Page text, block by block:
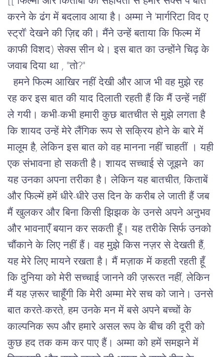
करने के ढंग में बदलाव आया है। अम्मा ने 'मार्गरिटा विद ए
स्ट्रॉ' देखने की ज़िद्द की। मैंने उन्हें बताया कि फिल्म में
काफी विशद) सेक्स सीन थे। इस बात का उन्होंने चिढ़ के
जवाब दिया था , "तो?"
हमने फिल्म आखिर नहीं देखी और आज भी वह मुझे रह
रह कर इस बात की याद दिलाती रहती हैं कि मैं उन्हें नहीं
ले गयी। कभी-कभी हमारी कुछ बातचीत से मुझे लगता है
कि शायद उन्हें मेरे लैंगिक रूप से सक्रिय होने के बारे में
मालूम है, लेकिन इस बात को वह मानना नहीं चाहतीं । यही
एक संभावना हो सकती है। शायद सच्चाई से जूझने का
यह उनका अपना तरीका है। लेकिन यह बातचीत, किताबें
और फिल्में हमें धीरे-धीरे उस दिन के करीब ले जाती हैं जब
मैं खुलकर और बिना किसी झिझक के उनसे अपने अनुभव
और भावनाएँ बयान कर सकती हूँ। यह तरीके सिर्फ उनको
चौंकाने के लिए नहीं हैं। वह मुझे किस नज़र से देखती हैं,
यह मेरे लिए मायने रखता है। मैं मज़ाक में कहती रहती हूँ
कि दुनिया को मेरी सच्चाई जानने की ज़रूरत नहीं, लेकिन
मैं यह ज़रूर चाहूँगी कि मेरी अम्मा मेरे सच को जाने। उनसे
बात करते-करते, हम उनके मन में बसे अपने बच्चों के
काल्पनिक रूप और हमारे असल रूप के बीच की दूरी को
कुछ हद तक कम कर पाए हैं। अम्मा को हमें समझने में